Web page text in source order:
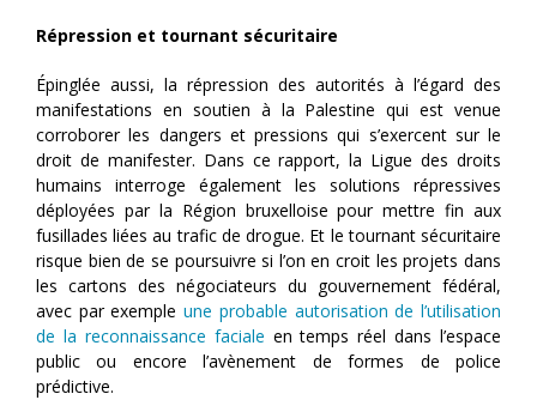
Répression et tournant sécuritaire
Épinglée aussi, la répression des autorités à l’égard des
manifestations en soutien à la Palestine qui est venue
corroborer les dangers et pressions qui s’exercent sur le
droit de manifester. Dans ce rapport, la Ligue des droits
humains interroge également les solutions répressives
déployées par la Région bruxelloise pour mettre fin aux
fusillades liées au trafic de drogue. Et le tournant sécuritaire
risque bien de se poursuivre si l’on en croit les projets dans
les cartons des négociateurs du gouvernement fédéral,
avec par exempleune probable autorisation de l’utilisation
de la reconnaissance faciale en temps réel dans l’espace
public ou encore l’avènement de formes de police
prédictive.